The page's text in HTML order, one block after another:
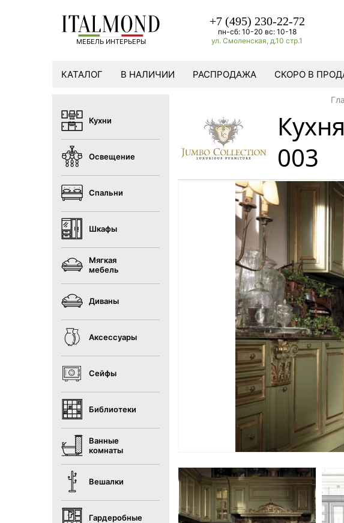
МЕБЕЛЬ ИНТЕРЬЕРЫ
+7 (495) 230-22-72
пн-сб: 10-20 вс: 10-18
ул. Смоленская, д.10 стр.1
КАТАЛОГ В НАЛИЧИИ РАСПРОДАЖА СКОРО В
Кухни
Освещение
Спальни
Шкафы
Мягкая
мебель
Диваны
Аксессуары
Сейфы
Библиотеки
Ванные
комнаты
Вешалки
Гардеробные
003